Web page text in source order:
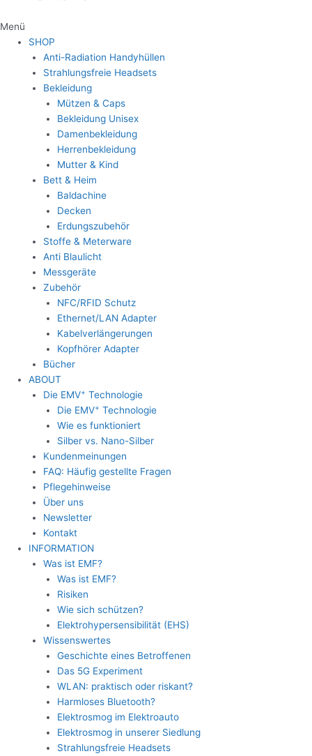
Menü
SHOP
Anti-Radiation Handyhüllen
Strahlungsfreie Headsets
Bekleidung
Mützen & Caps
Bekleidung Unisex
Damenbekleidung
Herrenbekleidung
Mutter & Kind
Bett & Heim
Baldachine
Decken
Erdungszubehör
Stoffe & Meterware
Anti Blaulicht
Messgeräte
Zubehör
NFC/RFID Schutz
Ethernet/LAN Adapter
Kabelverlängerungen
Kopfhörer Adapter
Bücher
ABOUT
Die EMV+ Technologie
Die EMV+ Technologie
Wie es funktioniert
Silber vs. Nano-Silber
Kundenmeinungen
FAQ: Häufig gestellte Fragen
Pflegehinweise
Über uns
Newsletter
Kontakt
INFORMATION
Was ist EMF?
Was ist EMF?
Risiken
Wie sich schützen?
Elektrohypersensibilität (EHS)
Wissenswertes
Geschichte eines Betroffenen
Das 5G Experiment
WLAN: praktisch oder riskant?
Harmloses Bluetooth?
Elektrosmog im Elektroauto
Elektrosmog in unserer Siedlung
Strahlungsfreie Headsets